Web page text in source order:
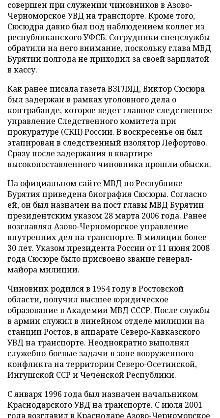
совершен при служении чиновников в Азово-
Черноморское УВД на транспорте. Кроме того,
Сюсюдра давно был под наблюдением коллег из
республиканского УФСБ. Сотрудники спецслужбы
обратили на него внимание, поскольку глава МВД
Бурятии полгода не приходил за своей зарплатой
в кассу.
Как ранее писала газета ВЗГЛЯД, Виктор Сюсюра
был задержан в рамках уголовного дела о
контрабанде, которое ведет главное следственное
управление Следственного комитета при
прокуратуре (СКП) России. В воскресенье он был
этапирован в следственный изолятор Лефортово.
Сразу после задержания в квартире
высокопоставленного чиновника прошли обыски.
На официальном сайте МВД по Республике
Бурятия приведена биография Сюсюры. Согласно
ей, он был назначен на пост главы МВД Бурятии
президентским указом 28 марта 2006 года. Ранее
возглавлял Азово-Черноморское управление
внутренних дел на транспорте. В милиции более
30 лет. Указом президента России от 11 июня 2008
года Сюсюре было присвоено звание генерал-
майора милиции.
Чиновник родился в 1954 году в Ростовской
области, получил высшее юридическое
образование в Академии МВД СССР. После службы
в армии служил в линейном отделе милиции на
станции Ростов, в аппарате Северо-Кавказского
УВД на транспорте. Неоднократно выполнял
служебно-боевые задачи в зоне вооруженного
конфликта на территории Северо-Осетинской,
Ингушской ССР и Чеченской Республики.
С января 1996 года был назначен начальником
Краснодарского УВД на транспорте. С июля 2001
года возглавил в Краснодаре Азово-Черноморское